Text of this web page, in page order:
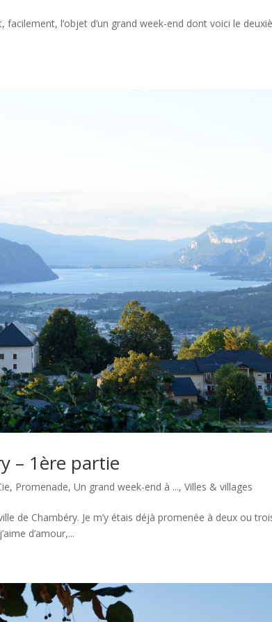
l’objet d’un grand week-end dont voici le
– 1ère partie
, Promenade,Un grand week-end à ...,Villes & villages
de Chambéry. Je m’y étais déjà promenée à deux ou
d’amour,...